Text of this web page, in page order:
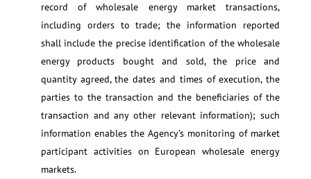
record of wholesale energy market transactions,
including orders to trade; the information reported
shall include the precise identification of the wholesale
energy products bought and sold, the price and
quantity agreed, the dates and times of execution, the
parties to the transaction and the beneficiaries of the
transaction and any other relevant information); such
information enables the Agency’s monitoring of market
participant activities on European wholesale energy
markets.